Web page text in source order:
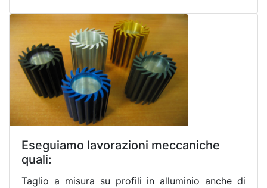
Eseguiamo lavorazioni meccaniche
quali:
Taglio a misura su profili in alluminio anche di